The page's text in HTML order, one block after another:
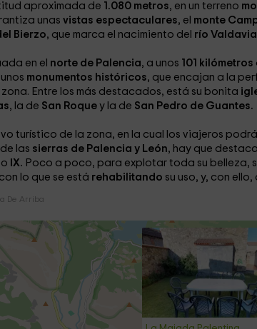
aproximada de 1.080 metros, en un terreno
unas vistas espectaculares, el monte
Bierzo, que marca el nacimiento del río
en el norte de Palencia, a unos 101 kilómetros
monumentos históricos, que encajan a la
Entre los más destacados, está su bonita
, la de San Roquey la de San Pedro de Guantes.
turístico de la zona, en la cual los viajeros
las sierras de Palencia y León, hay que
IX. Poco a poco, para explotar toda su belleza,
lo que se está rehabilitando su uso, y, con ello,
De Arriba